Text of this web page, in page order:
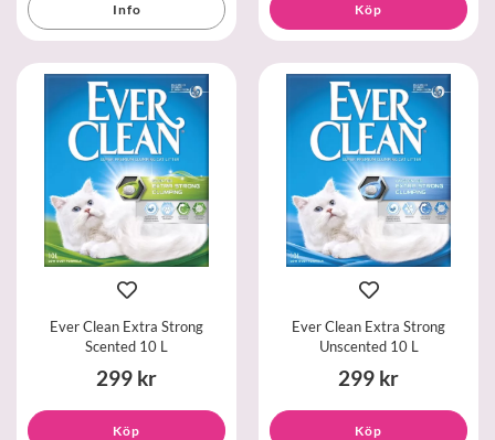
Info Köp
Ever Clean Extra Strong
Scented 10 L
299 kr
Köp
Ever Clean Extra Strong
Unscented 10 L
299 kr
Köp